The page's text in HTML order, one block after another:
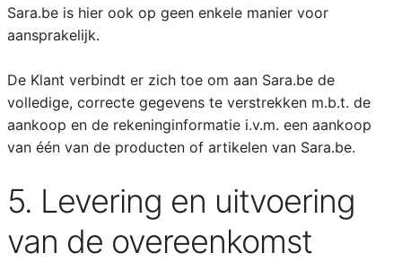
Sara.be is hier ook op geen enkele manier voor
aansprakelijk.
De Klant verbindt er zich toe om aan Sara.be de
volledige, correcte gegevens te verstrekken m.b.t. de
aankoop en de rekeninginformatie i.v.m. een aankoop
van één van de producten of artikelen van Sara.be.
5. Levering en uitvoering
van de overeenkomst